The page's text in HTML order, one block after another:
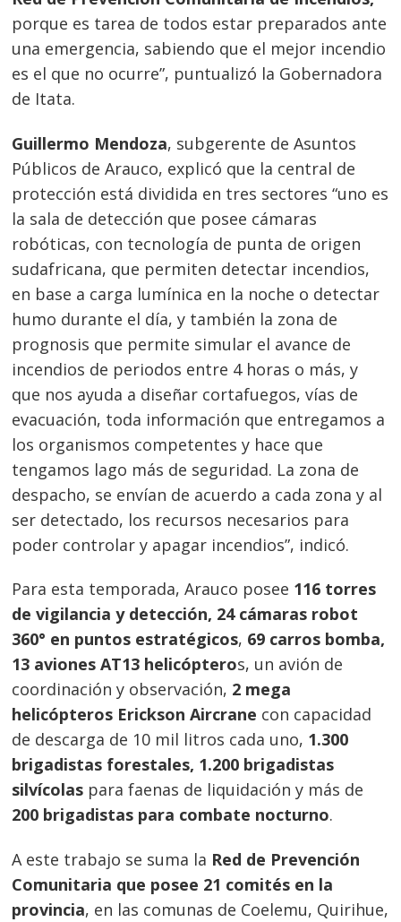
porque es tarea de todos estar preparados ante
una emergencia, sabiendo que el mejor incendio
es el que no ocurre”, puntualizó la Gobernadora
de Itata.
Guillermo Mendoza, subgerente de Asuntos
Públicos de Arauco, explicó que la central de
protección está dividida en tres sectores “uno es
la sala de detección que posee cámaras
robóticas, con tecnología de punta de origen
sudafricana, que permiten detectar incendios,
en base a carga lumínica en la noche o detectar
humo durante el día, y también la zona de
prognosis que permite simular el avance de
incendios de periodos entre 4 horas o más, y
que nos ayuda a diseñar cortafuegos, vías de
evacuación, toda información que entregamos a
los organismos competentes y hace que
tengamos lago más de seguridad. La zona de
despacho, se envían de acuerdo a cada zona y al
ser detectado, los recursos necesarios para
poder controlar y apagar incendios”, indicó.
Para esta temporada, Arauco posee 116 torres
de vigilancia y detección, 24 cámaras robot
360° en puntos estratégicos, 69 carros bomba,
13 aviones AT13 helicópteros, un avión de
coordinación y observación, 2 mega
helicópteros Erickson Aircrane con capacidad
de descarga de 10 mil litros cada uno, 1.300
brigadistas forestales, 1.200 brigadistas
silvícolas para faenas de liquidación y más de
200 brigadistas para combate nocturno.
A este trabajo se suma la Red de Prevención
Comunitaria que posee 21 comités en la
provincia, en las comunas de Coelemu, Quirihue,
Navegación
de
entradas